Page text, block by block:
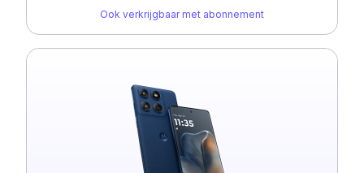
Ook verkrijgbaar met abonnement